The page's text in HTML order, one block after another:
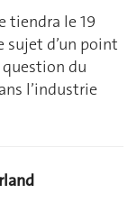
tiendra le 19
sujet d’un point
question du
l’industrie